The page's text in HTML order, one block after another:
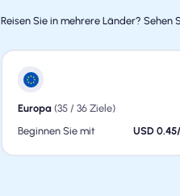
Reisen Sie in mehrere Länder? Sehen
Europa (35 / 36 Ziele)
Beginnen Sie mit
USD